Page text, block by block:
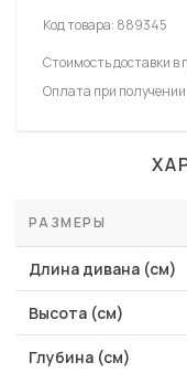
Код товара: 889345
Стоимость доставки
Оплата при получении
РАЗМЕРЫ
Длина дивана (см)
Высота (см)
Глубина (см)